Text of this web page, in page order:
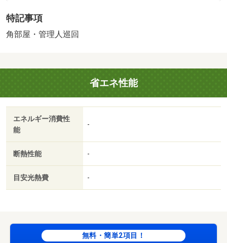
保証人無し。月額保証料１，０００／月。引落手数料５５
０（内税）／月。）・維持費等：ＣＡＴＶ代（内税）２，
換代（内税） 16500円
特記事項
角部屋・管理人巡回
省エネ性能
エネルギー消費性
能
-
断熱性能 -
目安光熱費 -
無料・簡単2項目！